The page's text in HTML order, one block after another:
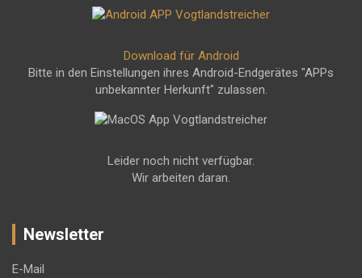
Download für Android
Bitte in den Einstellungen ihres Android-Endgerätes "APPs
unbekannter Herkunft" zulassen.
Leider noch nicht verfügbar.
Wir arbeiten daran.
Newsletter
E-Mail